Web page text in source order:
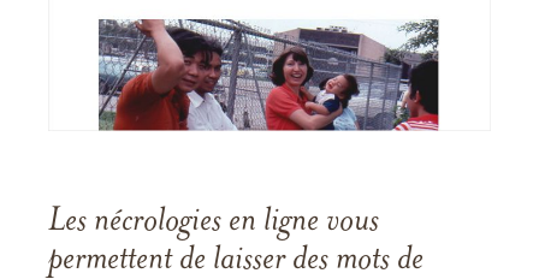
Les nécrologies en ligne vous
permettent de laisser des mots de